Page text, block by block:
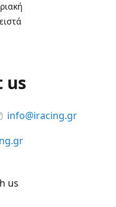
us
info@iracing.gr
us